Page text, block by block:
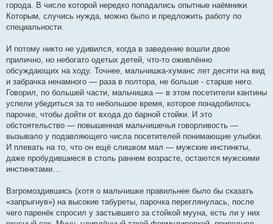
города. В числе которой нередко попадались опытные наёмники.
Которым, случись нужда, можно было и предложить работу по
специальности.
И потому никто не удивился, когда в заведение вошли двое
прилично, но небогато одетых детей, что-то оживлённо
обсуждающих на ходу. Точнее, мальчишка-хуманс лет десяти на вид
и забрачка ненамного — раза в полтора, не больше - старше него.
Говорил, по большей части, мальчишка — в этом посетители кантины
успели убедиться за то небольшое время, которое понадобилось
парочке, чтобы дойти от входа до барной стойки. И это
обстоятельство — повышенная мальчишечья говорливость —
вызывало у подавляющего числа посетителей понимающие улыбки.
И плевать на то, что он ещё слишком мал — мужские инстинкты,
даже пробудившиеся в столь раннем возрасте, остаются мужскими
инстинктами…
Взгромоздившись (хотя о мальчишке правильнее было бы сказать
«запрыгнув») на высокие табуреты, парочка переглянулась, после
чего паренёк спросил у застывшего за стойкой мууна, есть ли у них